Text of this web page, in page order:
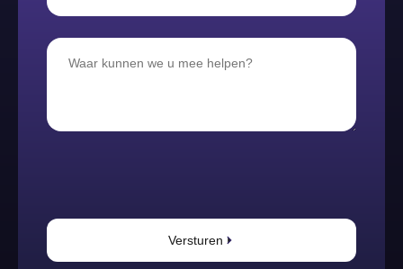
Versturen